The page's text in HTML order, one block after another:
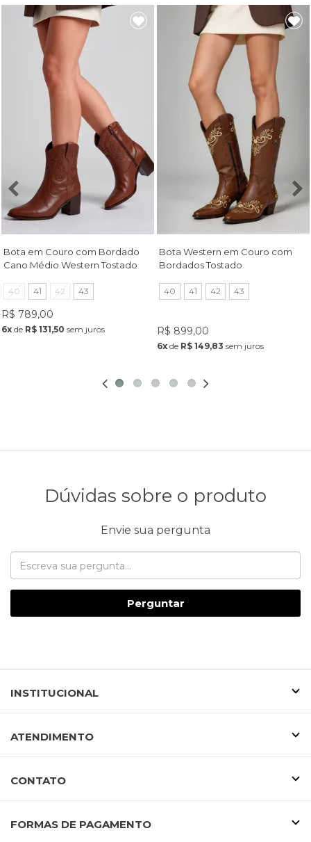
Bota em Couro com Bordado
Cano Médio Western Tostado
40 41 42 43
R$ 789,00
6x de R$ 131,50 sem juros
Bota Western em Couro com
Bordados Tostado
40 41 42 43
R$ 899,00
6x de R$ 149,83 sem juros
Dúvidas sobre o produto
Envie sua pergunta
Perguntar
INSTITUCIONAL
ATENDIMENTO
CONTATO
FORMAS DE PAGAMENTO